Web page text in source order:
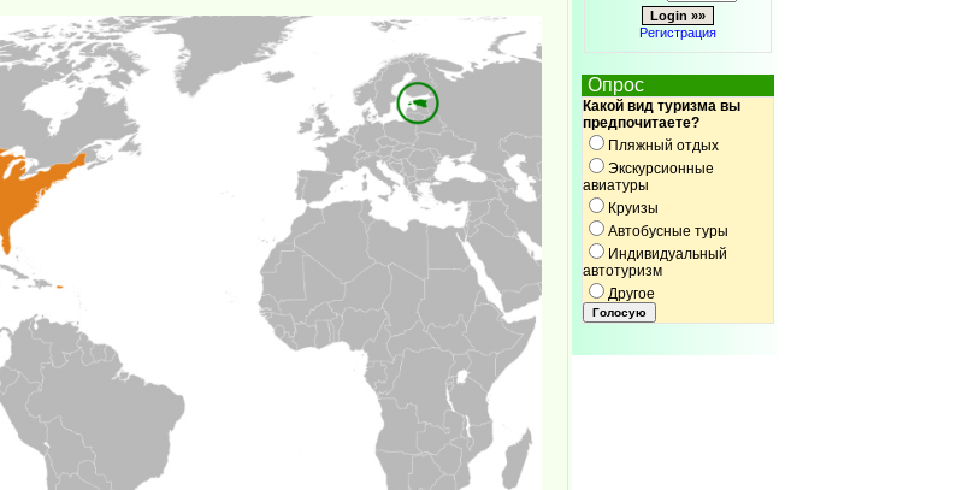
Регистрация
Опрос
Какой вид туризма вы
предпочитаете?
Пляжный отдых
Экскурсионные
авиатуры
Круизы
Автобусные туры
Индивидуальный
автотуризм
Другое